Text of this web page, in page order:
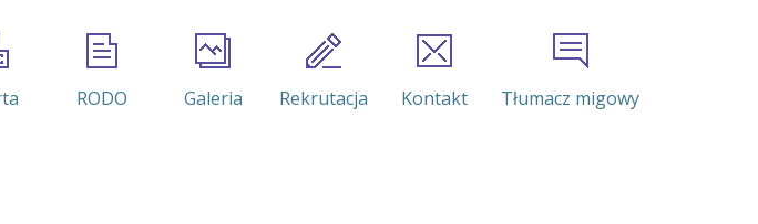
RODO Galeria Rekrutacja Kontakt Tłumacz migowy